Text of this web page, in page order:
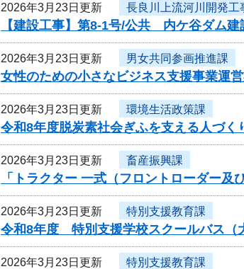
2026年3月23日更新 長良川上流河川開発工
【建設工事】第8-1号/公共 内ケ谷ダム
2026年3月23日更新 男女共同参画推進課
女性のための小さなビジネス支援事業運
2026年3月23日更新 環境生活政策課
令和8年度脱炭素社会ぎふを支える人づく
2026年3月23日更新 畜産振興課
「トラクター 一式（フロントローダー
2026年3月23日更新 特別支援教育課
令和8年度 特別支援学校スクールバス（
2026年3月23日更新 特別支援教育課